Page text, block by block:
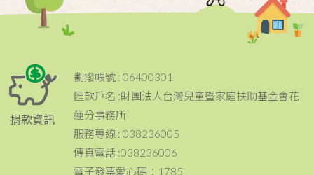
捐款資訊
劃撥帳號 : 06400301
匯款戶名 :財團法人台灣兒童暨家庭扶助基金會花
蓮分事務所
服務專線 : 038236005
傳真電話 :038236006
電子發票愛心碼：1785